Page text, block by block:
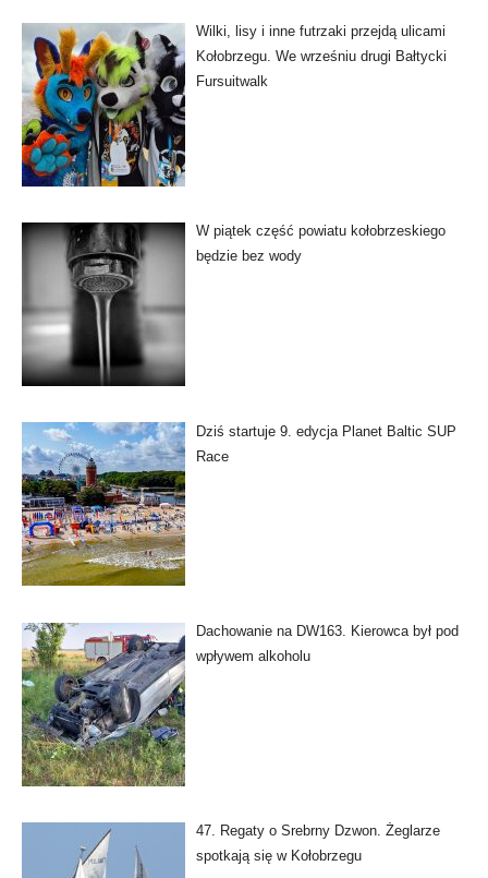
Wilki, lisy i inne futrzaki przejdą ulicami
Kołobrzegu. We wrześniu drugi Bałtycki
Fursuitwalk
W piątek część powiatu kołobrzeskiego
będzie bez wody
Dziś startuje 9. edycja Planet Baltic SUP
Race
Dachowanie na DW163. Kierowca był pod
wpływem alkoholu
47. Regaty o Srebrny Dzwon. Żeglarze
spotkają się w Kołobrzegu